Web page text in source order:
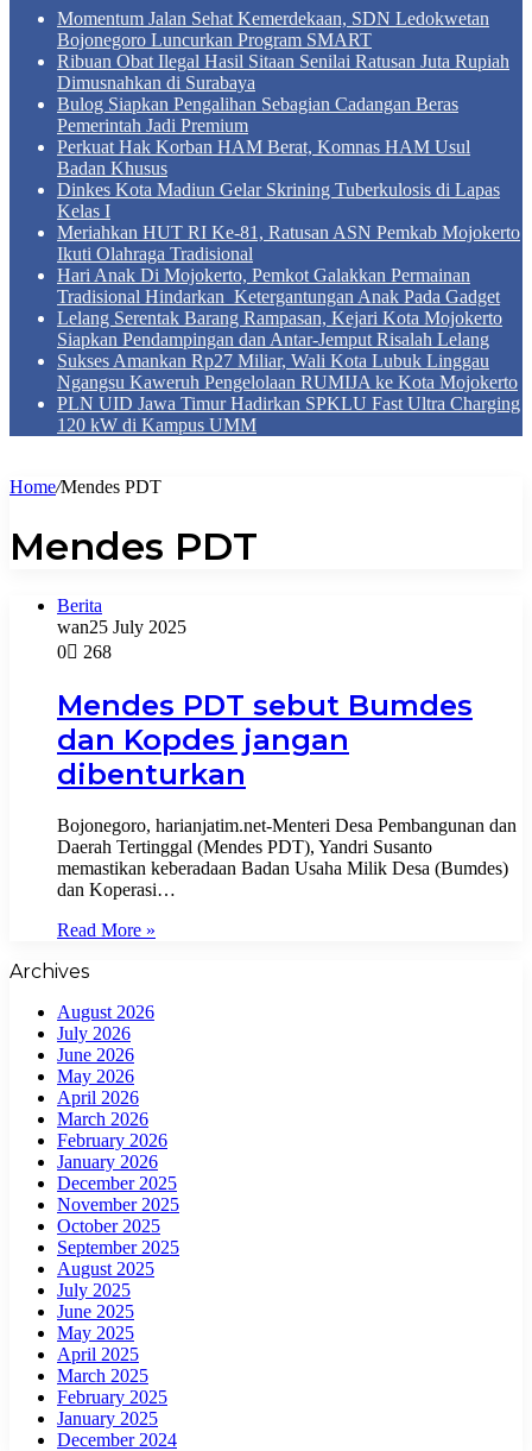
Momentum Jalan Sehat Kemerdekaan, SDN Ledokwetan
Bojonegoro Luncurkan Program SMART
Ribuan Obat Ilegal Hasil Sitaan Senilai Ratusan Juta Rupiah
Dimusnahkan di Surabaya
Bulog Siapkan Pengalihan Sebagian Cadangan Beras
Pemerintah Jadi Premium
Perkuat Hak Korban HAM Berat, Komnas HAM Usul
Badan Khusus
Dinkes Kota Madiun Gelar Skrining Tuberkulosis di Lapas
Kelas I
Meriahkan HUT RI Ke-81, Ratusan ASN Pemkab Mojokerto
Ikuti Olahraga Tradisional
Hari Anak Di Mojokerto, Pemkot Galakkan Permainan
Tradisional Hindarkan Ketergantungan Anak Pada Gadget
Lelang Serentak Barang Rampasan, Kejari Kota Mojokerto
Siapkan Pendampingan dan Antar-Jemput Risalah Lelang
Sukses Amankan Rp27 Miliar, Wali Kota Lubuk Linggau
Ngangsu Kaweruh Pengelolaan RUMIJA ke Kota Mojokerto
PLN UID Jawa Timur Hadirkan SPKLU Fast Ultra Charging
120 kW di Kampus UMM
Home/Mendes PDT
Mendes PDT
Berita
wan25 July 2025
0
268
Mendes PDT sebut Bumdes
dan Kopdes jangan
dibenturkan
Bojonegoro, harianjatim.net-Menteri Desa Pembangunan dan
Daerah Tertinggal (Mendes PDT), Yandri Susanto
memastikan keberadaan Badan Usaha Milik Desa (Bumdes)
dan Koperasi…
Read More »
Archives
August 2026
July 2026
June 2026
May 2026
April 2026
March 2026
February 2026
January 2026
December 2025
November 2025
October 2025
September 2025
August 2025
July 2025
June 2025
May 2025
April 2025
March 2025
February 2025
January 2025
December 2024